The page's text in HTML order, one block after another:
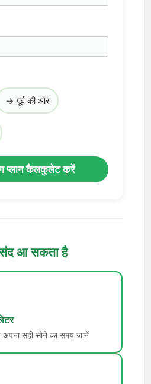
→ पूर्व की ओर
प्लान कैलकुलेट करें
आ सकता है
सही सोने का समय जानें